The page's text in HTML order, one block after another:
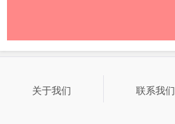
关于我们 联系我们